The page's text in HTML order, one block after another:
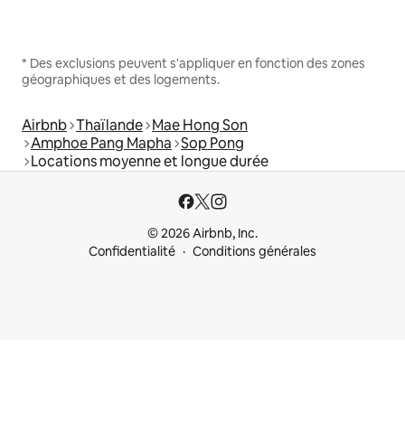
* Des exclusions peuvent s'appliquer en fonction des zones
géographiques et des logements.
Airbnb Thaïlande Mae Hong Son
Amphoe Pang Mapha Sop Pong
Locations moyenne et longue durée
© 2026 Airbnb, Inc.
Confidentialité
Conditions générales